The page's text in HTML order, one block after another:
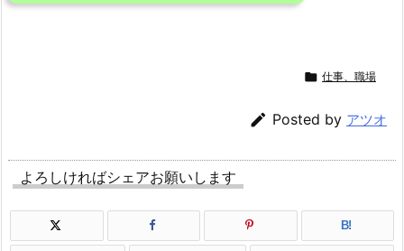
 仕事、職場
 Posted by アツオ
よろしければシェアお願いします
B!